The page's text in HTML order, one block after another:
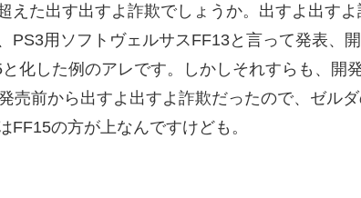
えた出す出すよ詐欺でしょうか。出すよ出す
PS3用ソフトヴェルサスFF13と言って発表、
化した例のアレです。しかしそれすらも、開
売前から出すよ出すよ詐欺だったので、ゼル
の方が上なんですけども。